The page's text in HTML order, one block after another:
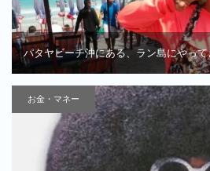
パタヤビーチ沖にある、ラン島にやっ
お金・マネー